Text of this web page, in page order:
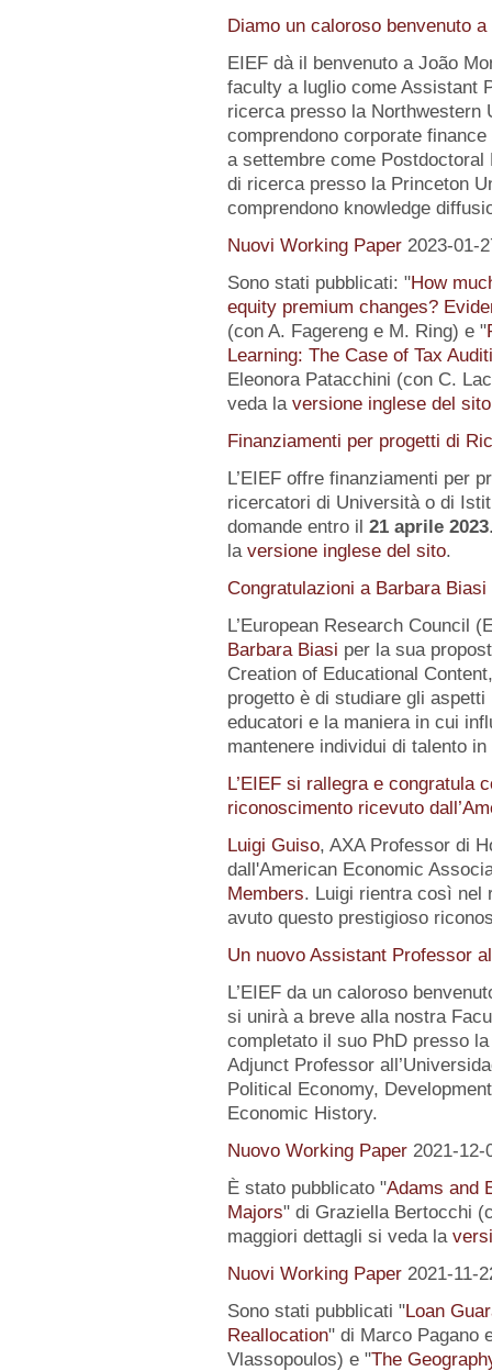
Diamo un caloroso benvenuto
EIEF dà il benvenuto a João
faculty a luglio come Assistant
ricerca presso la
comprendono corporate
a settembre come
di ricerca presso la Princeton
comprendono knowledge
Nuovi Working Paper 2023-01-
Sono stati pubblicati: "How
equity premium changes?
(con A. Fagereng e M. Ring) e "
Learning: The Case of Tax
Eleonora Patacchini (con C.
veda la versione inglese del sito
Finanziamenti per progetti di
L’EIEF offre finanziamenti per
ricercatori di Università o di
domande entro il 21 aprile 2023
la versione inglese del sito.
Congratulazioni a Barbara Biasi
L’European Research Council
Barbara Biasi per la sua
Creation of Educational
progetto è di studiare gli
educatori e la maniera in cui
mantenere individui di talento
L’EIEF si rallegra e congratula
riconoscimento ricevuto
Luigi Guiso, AXA Professor di
dall'American Economic
Members. Luigi rientra così nel
avuto questo prestigioso
Un nuovo Assistant Professor
L’EIEF da un caloroso
si unirà a breve alla nostra
completato il suo PhD presso
Adjunct Professor
Political Economy,
Economic History.
Nuovo Working Paper 2021-12-
È stato pubblicato "Adams and
Majors" di Graziella Bertocchi
maggiori dettagli si veda la
Nuovi Working Paper 2021-11-
Sono stati pubblicati "Loan
Reallocation" di Marco Pagano
Vlassopoulos) e "The